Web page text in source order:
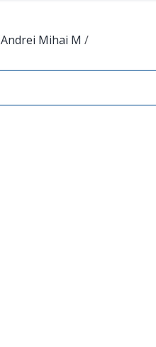
Andrei Mihai M /